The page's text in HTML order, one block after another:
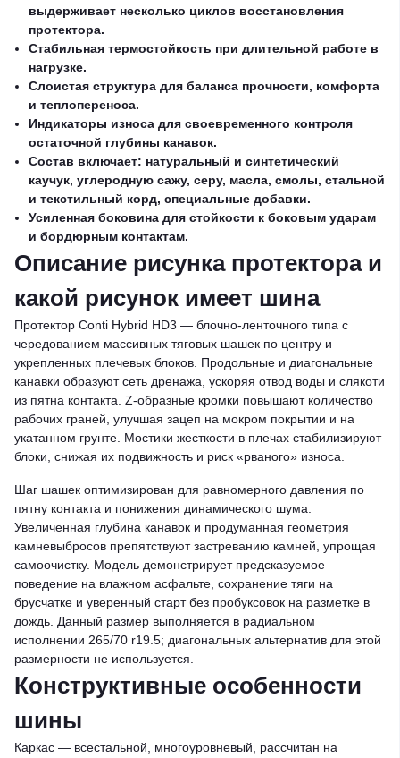
выдерживает несколько циклов восстановления
протектора.
Стабильная термостойкость при длительной работе в
нагрузке.
Слоистая структура для баланса прочности, комфорта
и теплопереноса.
Индикаторы износа для своевременного контроля
остаточной глубины канавок.
Состав включает: натуральный и синтетический
каучук, углеродную сажу, серу, масла, смолы, стальной
и текстильный корд, специальные добавки.
Усиленная боковина для стойкости к боковым ударам
и бордюрным контактам.
Описание рисунка протектора и
какой рисунок имеет шина
Протектор Conti Hybrid HD3 — блочно-ленточного типа с
чередованием массивных тяговых шашек по центру и
укрепленных плечевых блоков. Продольные и диагональные
канавки образуют сеть дренажа, ускоряя отвод воды и слякоти
из пятна контакта. Z-образные кромки повышают количество
рабочих граней, улучшая зацеп на мокром покрытии и на
укатанном грунте. Мостики жесткости в плечах стабилизируют
блоки, снижая их подвижность и риск «рваного» износа.
Шаг шашек оптимизирован для равномерного давления по
пятну контакта и понижения динамического шума.
Увеличенная глубина канавок и продуманная геометрия
камневыбросов препятствуют застреванию камней, упрощая
самоочистку. Модель демонстрирует предсказуемое
поведение на влажном асфальте, сохранение тяги на
брусчатке и уверенный старт без пробуксовок на разметке в
дождь. Данный размер выполняется в радиальном
исполнении 265/70 r19.5; диагональных альтернатив для этой
размерности не используется.
Конструктивные особенности
шины
Каркас — всестальной, многоуровневый, рассчитан на